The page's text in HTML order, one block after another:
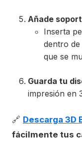
Añade
Inserta
dentro de
que se
Guarda tu
impresión en
🔗 Descarga 3D
fácilmente tus